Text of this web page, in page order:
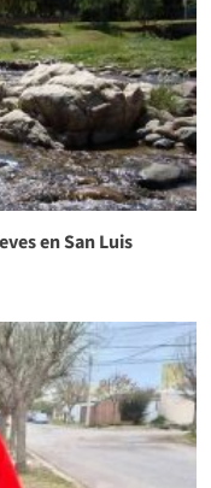
en San Luis